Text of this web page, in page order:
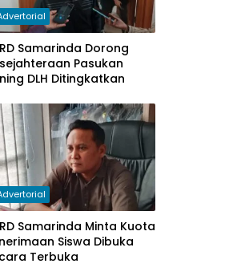
Samarinda Dorong
Pasukan
DLH Ditingkatkan
Samarinda Minta Kuota
Siswa Dibuka
Terbuka